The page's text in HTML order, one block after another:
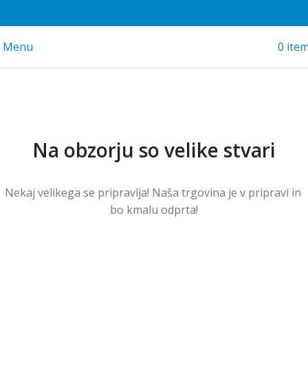
Menu 0
Na obzorju so velike stvari
Nekaj ​​velikega se pripravlja! Naša trgovina je v pripravi in ​​
bo kmalu odprta!